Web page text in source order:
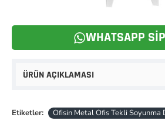
WHATSAPP
ÜRÜN AÇIKLAMASI
Etiketler: Ofisin Metal Ofis Tekli Soyunma